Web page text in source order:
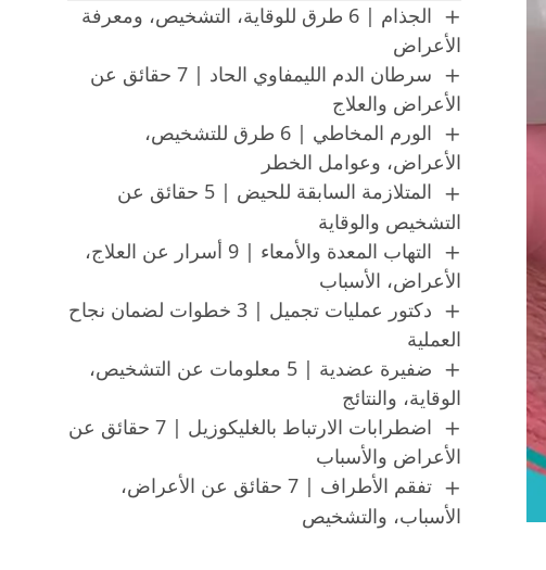
الجذام | 6 طرق للوقاية، التشخيص، ومعرفة
الأعراض
سرطان الدم الليمفاوي الحاد | 7 حقائق عن
الأعراض والعلاج
الورم المخاطي | 6 طرق للتشخيص،
الأعراض، وعوامل الخطر
المتلازمة السابقة للحيض | 5 حقائق عن
التشخيص والوقاية
التهاب المعدة والأمعاء | 9 أسرار عن العلاج،
الأعراض، الأسباب
دكتور عمليات تجميل | 3 خطوات لضمان نجاح
العملية
ضفيرة عضدية | 5 معلومات عن التشخيص،
الوقاية، والنتائج
اضطرابات الارتباط بالغليكوزيل | 7 حقائق عن
الأعراض والأسباب
تفقم الأطراف | 7 حقائق عن الأعراض،
الأسباب، والتشخيص